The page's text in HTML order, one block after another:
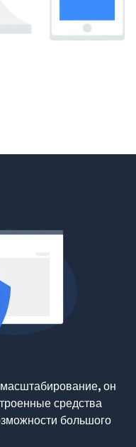
он
средства
большого